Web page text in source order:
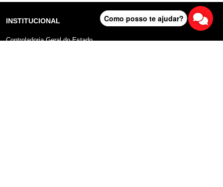
INSTITUCIONAL
Controladoria Geral do Estado
Como posso te ajudar?